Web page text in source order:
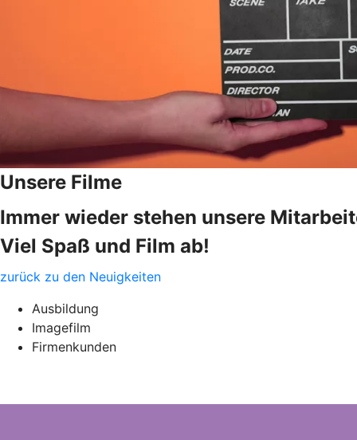
Unsere Filme
Immer wieder stehen unsere
Viel Spaß und Film ab!
zurück zu den Neuigkeiten
Ausbildung
Imagefilm
Firmenkunden